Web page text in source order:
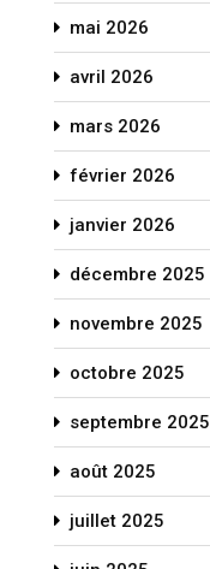
mai 2026
avril 2026
mars 2026
février 2026
janvier 2026
décembre 2025
novembre 2025
octobre 2025
septembre 2025
août 2025
juillet 2025